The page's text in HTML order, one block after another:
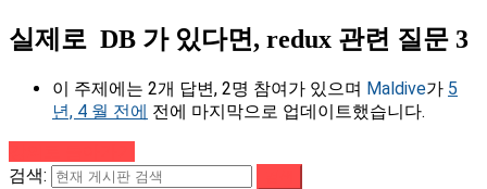
실제로 DB 가 있다면, redux 관련 질문 3
이 주제에는 2개 답변, 2명 참여가 있으며 Maldive가 5
년, 4 월 전에 전에 마지막으로 업데이트했습니다.
검색: